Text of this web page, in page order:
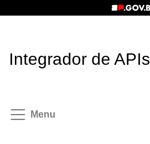
Integrador de APIs
Menu